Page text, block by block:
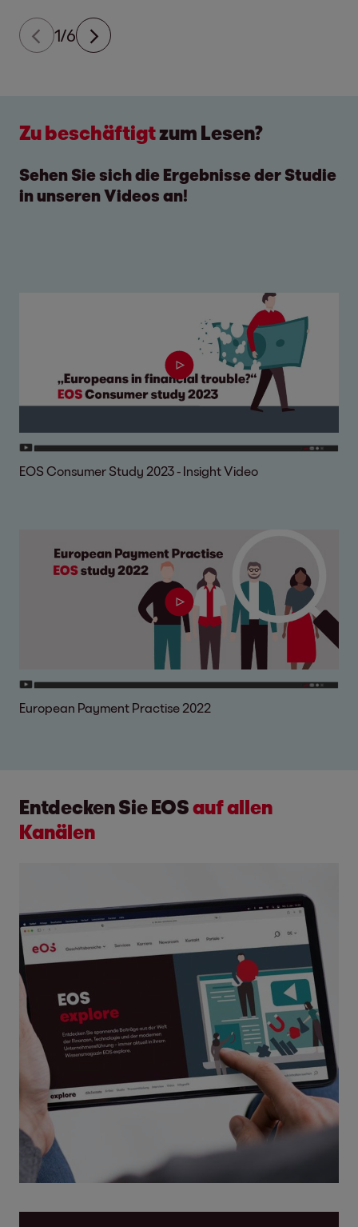
1/6
Zu beschäftigtzum Lesen?
Sehen Sie sich die Ergebnisse der Studie
in unseren Videos an!
EOS Consumer Study 2023 - Insight Video
European Payment Practise 2022
Entdecken Sie EOSauf allen
Kanälen